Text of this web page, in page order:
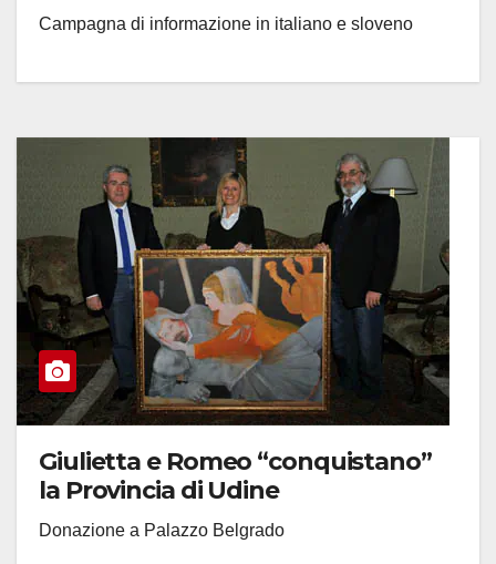
Campagna di informazione in italiano e sloveno
Giulietta e Romeo “conquistano”
la Provincia di Udine
Donazione a Palazzo Belgrado